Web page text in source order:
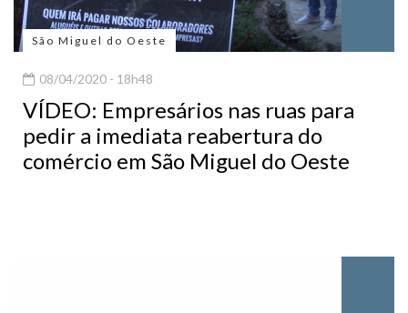
São Miguel do Oeste
08/04/2020 - 18h48
VÍDEO: Empresários nas ruas para
pedir a imediata reabertura do
comércio em São Miguel do Oeste